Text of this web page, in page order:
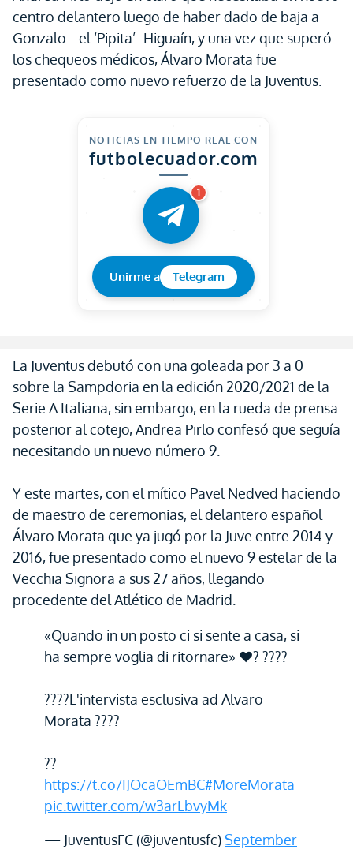
centro delantero luego de haber dado de baja a
Gonzalo –el ‘Pipita’- Higuaín, y una vez que superó
los chequeos médicos, Álvaro Morata fue
presentado como nuevo refuerzo de la Juventus.
NOTICIAS EN TIEMPO REAL CON
futbolecuador.com
1
Unirme a Telegram
La Juventus debutó con una goleada por 3 a 0
sobre la Sampdoria en la edición 2020/2021 de la
Serie A Italiana, sin embargo, en la rueda de prensa
posterior al cotejo, Andrea Pirlo confesó que seguía
necesitando un nuevo número 9.
Y este martes, con el mítico Pavel Nedved haciendo
de maestro de ceremonias, el delantero español
Álvaro Morata que ya jugó por la Juve entre 2014 y
2016, fue presentado como el nuevo 9 estelar de la
Vecchia Signora a sus 27 años, llegando
procedente del Atlético de Madrid.
«Quando in un posto ci si sente a casa, si
ha sempre voglia di ritornare» ♥? ????
????L'intervista esclusiva ad Alvaro
Morata ????
??
https://t.co/IJOcaOEmBC#MoreMorata
pic.twitter.com/w3arLbvyMk
— JuventusFC (@juventusfc)September